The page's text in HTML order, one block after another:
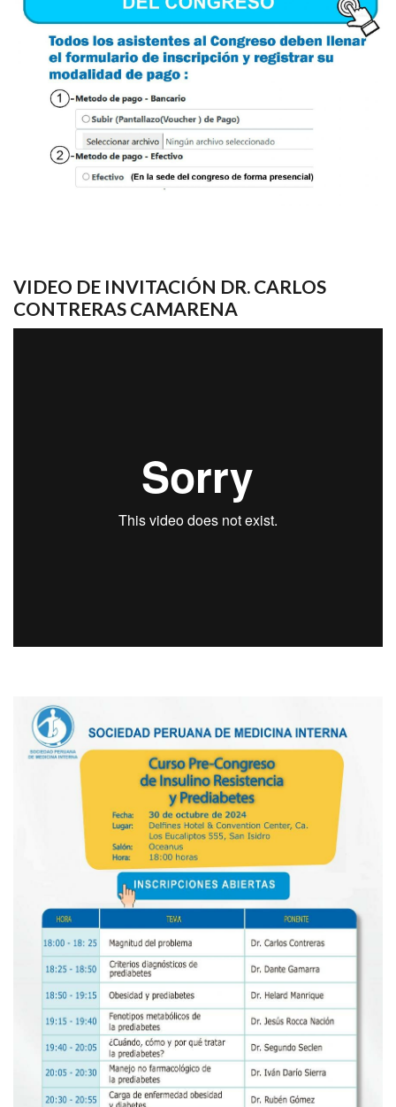
VIDEO DE INVITACIÓN DR. CARLOS
CONTRERAS CAMARENA